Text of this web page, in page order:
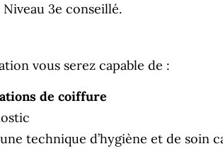
3e conseillé.
vous serez capable de :
de coiffure
technique d’hygiène et de soin